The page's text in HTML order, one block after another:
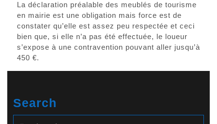
La déclaration préalable des meublés de tourisme
en mairie est une obligation mais force est de
constater qu’elle est assez peu respectée et ceci
bien que, si elle n’a pas été effectuée, le loueur
s’expose à une contravention pouvant aller jusqu’à
450 €.
Search